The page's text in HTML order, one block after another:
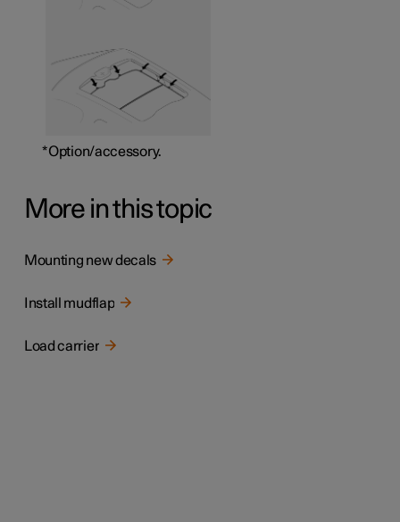
*Option/accessory.
More in this topic
Mounting new decals
Install mudflap
Load carrier